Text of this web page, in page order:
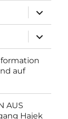
anzeigen
anzeigen
auf
AUS
Hajek